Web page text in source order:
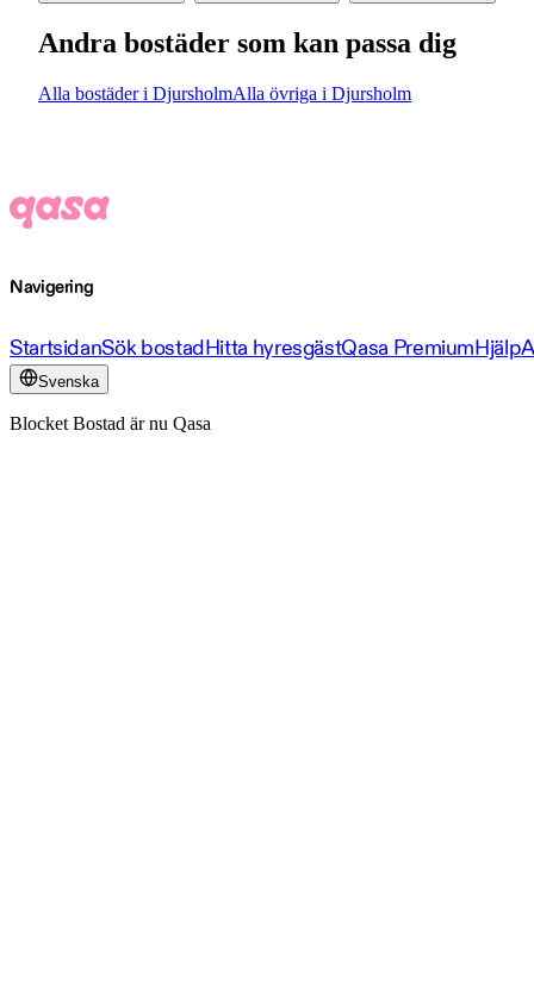
Andra bostäder som kan passa dig
Alla bostäder i DjursholmAlla övriga i Djursholm
Navigering
StartsidanSök bostadHitta hyresgästQasa PremiumHjälp
Svenska
Blocket Bostad är nu Qasa